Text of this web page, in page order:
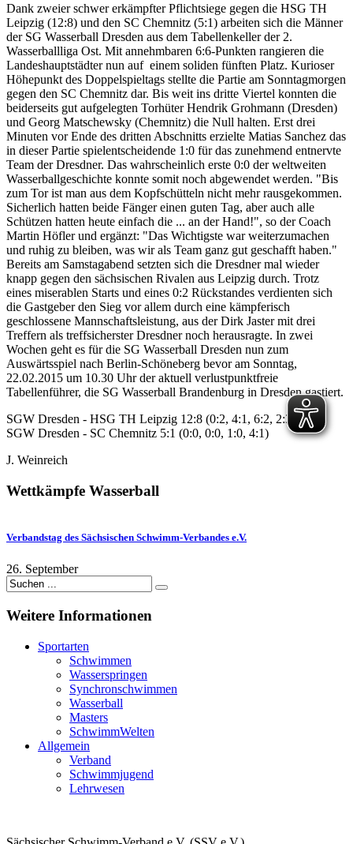
Dank zweier schwer erkämpfter Pflichtsiege gegen die HSG TH
Leipzig (12:8) und den SC Chemnitz (5:1) arbeiten sich die Männer
der SG Wasserball Dresden aus dem Tabellenkeller der 2.
Wasserballliga Ost. Mit annehmbaren 6:6-Punkten rangieren die
Landeshauptstädter nun auf einem soliden fünften Platz. Kurioser
Höhepunkt des Doppelspieltags stellte die Partie am Sonntagmorgen
gegen den SC Chemnitz dar. Bis weit ins dritte Viertel konnten die
beiderseits gut aufgelegten Torhüter Hendrik Grohmann (Dresden)
und Georg Matschewsky (Chemnitz) die Null halten. Erst drei
Minuten vor Ende des dritten Abschnitts erzielte Matias Sanchez das
in dieser Partie spielentscheidende 1:0 für das zunehmend entnervte
Team der Dresdner. Das wahrscheinlich erste 0:0 der weltweiten
Wasserballgeschichte konnte somit noch abgewendet werden. "Bis
zum Tor ist man aus dem Kopfschütteln nicht mehr rausgekommen.
Sicherlich hatten beide Fänger einen guten Tag, aber auch alle
Schützen hatten heute einfach die ... an der Hand!", so der Coach
Martin Höfler und ergänzt: "Das Wichtigste war weiterzumachen
und ruhig zu bleiben, was wir als Team ganz gut geschafft haben."
Bereits am Samstagabend setzten sich die Dresdner mal wieder
knapp gegen den sächsischen Rivalen aus Leipzig durch. Trotz
eines miserablen Starts und eines 0:2 Rückstandes verdienten sich
die Gastgeber den Sieg vor allem durch eine kämpferisch
geschlossene Mannschaftsleistung, aus der Dirk Jaster mit drei
Treffern als treffsicherster Dresdner noch herausragte. In zwei
Wochen geht es für die SG Wasserball Dresden nun zum
Auswärtsspiel nach Berlin-Schöneberg bevor am Sonntag,
22.02.2015 um 10.30 Uhr der aktuell verlustpunktfreie
Tabellenführer, die SG Wasserball Brandenburg in Dresden gastiert.
SGW Dresden - HSG TH Leipzig 12:8 (0:2, 4:1, 6:2, 2:3)
SGW Dresden - SC Chemnitz 5:1 (0:0, 0:0, 1:0, 4:1)
J. Weinreich
Wettkämpfe Wasserball
Verbandstag des Sächsischen Schwimm-Verbandes e.V.
26. September
Weitere Informationen
Sportarten
Schwimmen
Wasserspringen
Synchronschwimmen
Wasserball
Masters
SchwimmWelten
Allgemein
Verband
Schwimmjugend
Lehrwesen